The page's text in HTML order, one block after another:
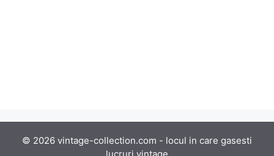
© 2026 vintage-collection.com - locul in care gasesti